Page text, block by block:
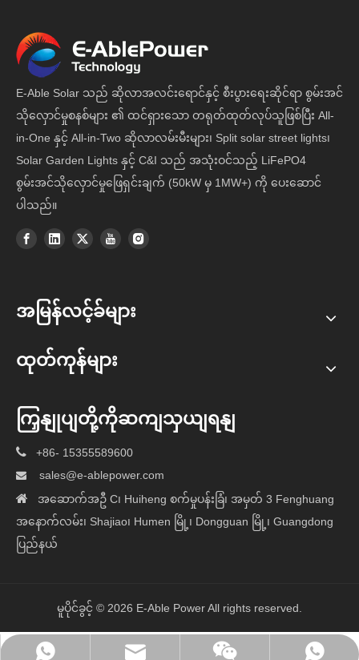
E-Able Solar သည် ဆိုလာအလင်းရောင်နှင့် စီးပွားရေးဆိုင်ရာ စွမ်းအင်
သိုလှောင်မှုစနစ်များ ၏ ထင်ရှားသော တရုတ်ထုတ်လုပ်သူဖြစ်ပြီး All-
in-One နှင့် All-in-Two ဆိုလာလမ်းမီးများ၊ Split solar street lights၊
Solar Garden Lights နှင့် C&I သည် အသုံးဝင်သည့် LiFePO4
စွမ်းအင်သိုလှောင်မှုဖြေရှင်းချက် (50kW မှ 1MW+) ကို ပေးဆောင်
ပါသည်။
+86- 15355589600
sales@e-ablepower.com
အမြန်လင့်ခ်များ
ထုတ်ကုန်များ
ကြှနျုပျတို့ကိုဆကျသှယျရနျ
 +86- 15355589600

sales@e-ablepower.com
 အဆောက်အဦ C၊ Huiheng စက်မှုပန်းခြံ၊ အမှတ် 3 Fenghuang
အနောက်လမ်း၊ Shajiao၊ Humen မြို့၊ Dongguan မြို့၊ Guangdong
ပြည်နယ်
မူပိုင်ခွင့် © 2026 E-Able Power All rights reserved.